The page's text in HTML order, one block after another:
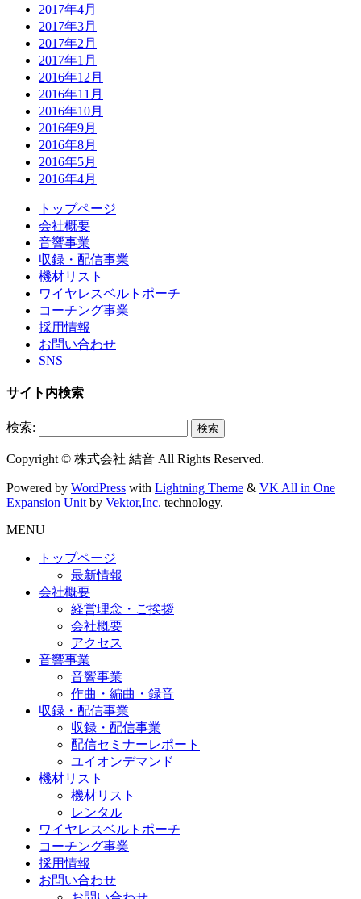
2017年4月
2017年3月
2017年2月
2017年1月
2016年12月
2016年11月
2016年10月
2016年9月
2016年8月
2016年5月
2016年4月
トップページ
会社概要
音響事業
収録・配信事業
機材リスト
ワイヤレスベルトポーチ
コーチング事業
採用情報
お問い合わせ
SNS
サイト内検索
検索:
Copyright © 株式会社 結音 All Rights Reserved.
Powered by WordPress with Lightning Theme & VK All in One
Expansion Unit by Vektor,Inc. technology.
MENU
トップページ
最新情報
会社概要
経営理念・ご挨拶
会社概要
アクセス
音響事業
音響事業
作曲・編曲・録音
収録・配信事業
収録・配信事業
配信セミナーレポート
ユイオンデマンド
機材リスト
機材リスト
レンタル
ワイヤレスベルトポーチ
コーチング事業
採用情報
お問い合わせ